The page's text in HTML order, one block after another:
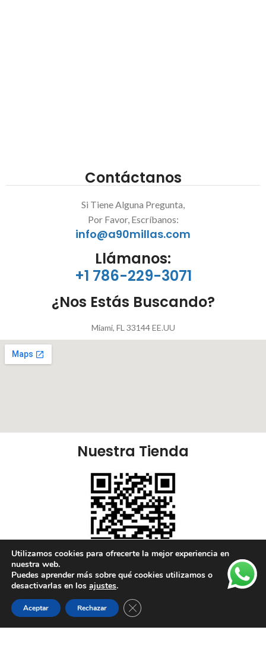
Contáctanos
Si Tiene Alguna Pregunta,
Por Favor, Escríbanos:
info@a90millas.com
Llámanos:
+1 786-229-3071
¿Nos Estás Buscando?
Miami, FL 33144 EE.UU
Nuestra Tienda
Nuestras Redes:
de deseos
CarritoMi cuenta
Utilizamos cookies para ofrecerte la mejor experiencia en
nuestra web.
Puedes aprender más sobre qué cookies utilizamos o
desactivarlas en los ajustes.
Aceptar Rechazar Cerrar el banner de cookies RGPD